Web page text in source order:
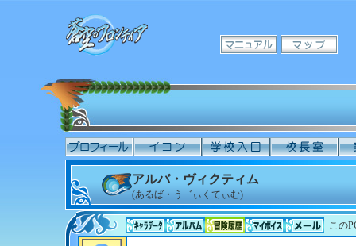
アルバ・ヴィクティム
(あるば・う゛ぃくてぃむ)
この